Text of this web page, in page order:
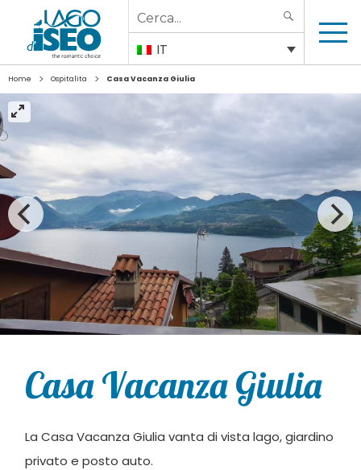
Search
for:
IT
Home > Ospitalita > Casa Vacanza Giulia
Casa Vacanza Giulia
La Casa Vacanza Giulia vanta di vista lago, giardino
privato e posto auto.